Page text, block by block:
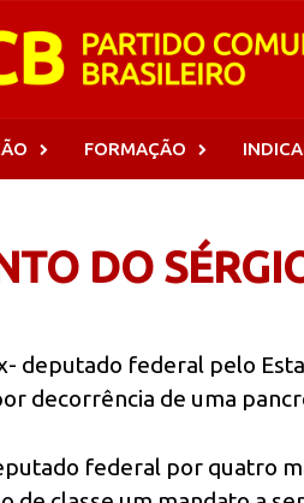
FORMAÇÃO
DO
deputado federal pelo
decorrência de uma
federal por quatro